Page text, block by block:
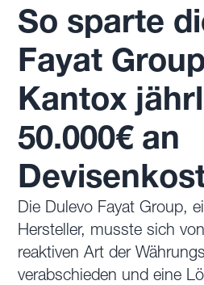
So sparte
Fayat
Kantox
50.000€ an
Die Dulevo Fayat Group,
Hersteller, musste sich
reaktiven Art der
verabschieden und eine